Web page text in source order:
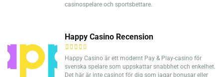
casinospelare och sportsbettare.
Happy Casino Recension
Happy Casino är ett modernt Pay & Play-casino för
svenska spelare som uppskattar snabbhet och enkelhet.
Det här är inte casinot för dig som jagar bonusar eller